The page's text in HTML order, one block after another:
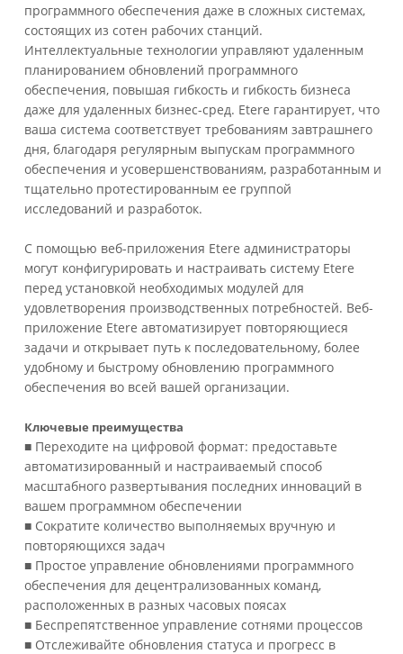
программного обеспечения даже в сложных системах,
состоящих из сотен рабочих станций.
Интеллектуальные технологии управляют удаленным
планированием обновлений программного
обеспечения, повышая гибкость и гибкость бизнеса
даже для удаленных бизнес-сред. Etere гарантирует, что
ваша система соответствует требованиям завтрашнего
дня, благодаря регулярным выпускам программного
обеспечения и усовершенствованиям, разработанным и
тщательно протестированным ее группой
исследований и разработок.
С помощью веб-приложения Etere администраторы
могут конфигурировать и настраивать систему Etere
перед установкой необходимых модулей для
удовлетворения производственных потребностей. Веб-
приложение Etere автоматизирует повторяющиеся
задачи и открывает путь к последовательному, более
удобному и быстрому обновлению программного
обеспечения во всей вашей организации.
Ключевые преимущества
■ Переходите на цифровой формат: предоставьте
автоматизированный и настраиваемый способ
масштабного развертывания последних инноваций в
вашем программном обеспечении
■ Сократите количество выполняемых вручную и
повторяющихся задач
■ Простое управление обновлениями программного
обеспечения для децентрализованных команд,
расположенных в разных часовых поясах
■ Беспрепятственное управление сотнями процессов
■ Отслеживайте обновления статуса и прогресс в